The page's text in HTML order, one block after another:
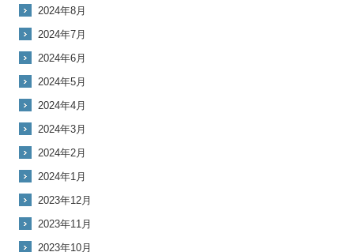
2024年8月
2024年7月
2024年6月
2024年5月
2024年4月
2024年3月
2024年2月
2024年1月
2023年12月
2023年11月
2023年10月